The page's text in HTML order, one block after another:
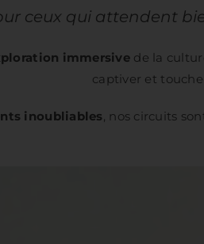
ceux qui attendent
immersive de la
captiver et
inoubliables, nos circuits